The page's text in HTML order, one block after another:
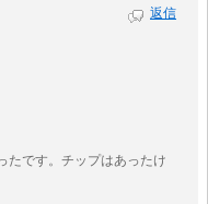
たです。チップはあったけ
返信